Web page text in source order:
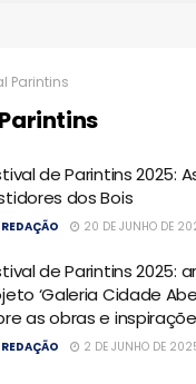
Parintins
de Parintins 2025:
dos Bois
REDAÇÃO 20 DE JUNHO DE
de Parintins 2025:
‘Galeria Cidade
as obras e
REDAÇÃO 2 DE JUNHO DE